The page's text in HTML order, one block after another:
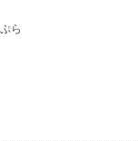
ら